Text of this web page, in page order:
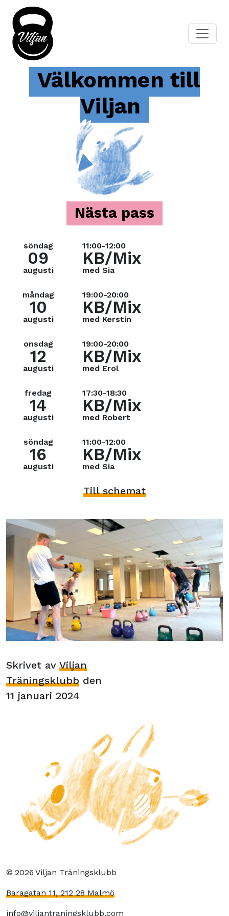
Skrivet av Viljan
Träningsklubb den
11 januari 2024
Välkommen till
Viljan
Nästa pass
söndag
09
augusti
11:00-12:00
KB/Mix
med Sia
måndag
10
augusti
19:00-20:00
KB/Mix
med Kerstin
onsdag
12
augusti
19:00-20:00
KB/Mix
med Erol
fredag
14
augusti
17:30-18:30
KB/Mix
med Robert
söndag
16
augusti
11:00-12:00
KB/Mix
med Sia
Till schemat
© 2026 Viljan Träningsklubb
Baragatan 11, 212 28 Malmö
info@viljantraningsklubb.com